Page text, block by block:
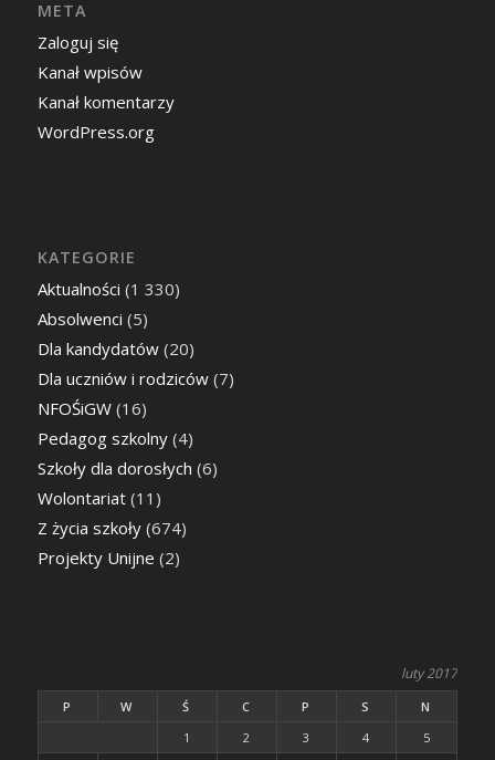
META
Zaloguj się
Kanał wpisów
Kanał komentarzy
WordPress.org
KATEGORIE
Aktualności (1 330)
Absolwenci (5)
Dla kandydatów(20)
Dla uczniów i rodziców(7)
NFOŚiGW(16)
Pedagog szkolny(4)
Szkoły dla dorosłych (6)
Wolontariat(11)
Z życia szkoły(674)
Projekty Unijne (2)
luty 2017
P W Ś C P S
N
1
2 3 4
5